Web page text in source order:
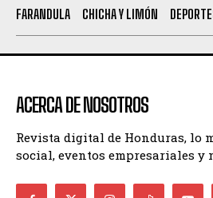
FARANDULA
CHICHA Y LIMÓN
ACERCA DE NOSOTROS
Revista digital de Honduras, lo
social, eventos empresariales y